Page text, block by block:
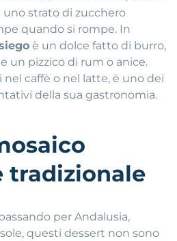
uno strato di zucchero
quando si rompe. In
è un dolce fatto di burro,
un pizzico di rum o anice.
caffè o nel latte, è uno dei
della sua gastronomia.
tradizionale
per Andalusia,
questi dessert non sono